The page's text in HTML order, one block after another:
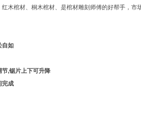
木棺材、桐木棺材、是棺材雕刻师傅的好帮手，市
自如
节,锯片上下可升降
完成